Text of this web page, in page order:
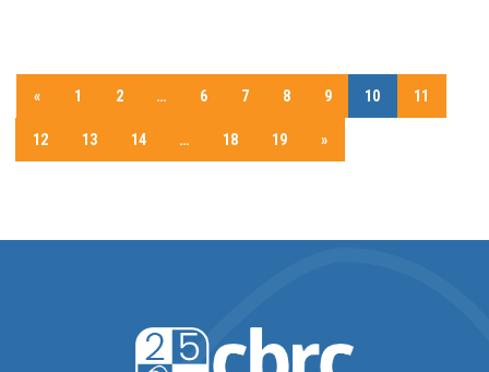
« 1 2 … 6 7 8 9 10 11
12 13 14 … 18 19 »